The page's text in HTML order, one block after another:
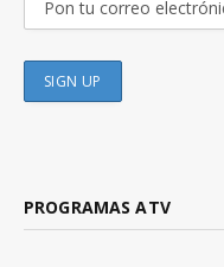
PROGRAMAS ATV